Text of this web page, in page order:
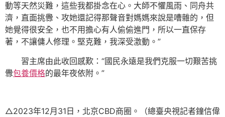
動等天然災難，這些我都掛念在心。大師不懼風雨、同舟共
濟，直面挑釁、攻她還記得那聲音對媽媽來說是嘈雜的，但
她覺得很安全，也不用擔心有人偷偷進門，所以一直保存
著，不讓傭人修理。堅克難，我深受激動。”
習主席由此收回感歎：“國民永遠是我們克服一切艱苦挑
釁包養價格的最年夜依附。”
△2023年12月31日，北京CBD商圈。（總臺央視記者鐘信偉